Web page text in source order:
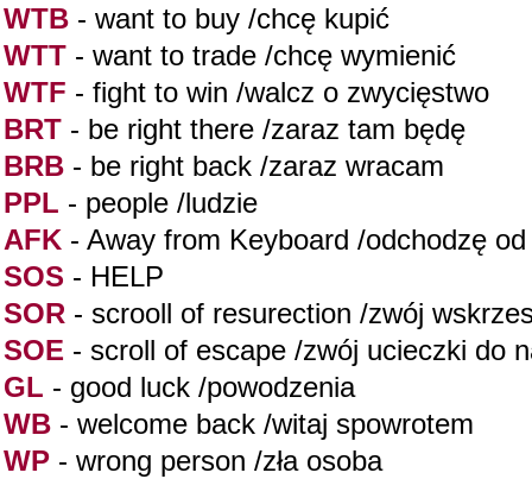
WTB - want to buy /chcę kupić
WTT - want to trade /chcę wymienić
WTF - fight to win /walcz o zwycięstwo
BRT - be right there /zaraz tam będę
BRB - be right back /zaraz wracam
PPL - people /ludzie
AFK - Away from Keyboard /odchodzę
SOS - HELP
SOR - scrooll of resurection /zwój
SOE - scroll of escape /zwój ucieczki do
GL - good luck /powodzenia
WB - welcome back /witaj spowrotem
WP - wrong person /zła osoba